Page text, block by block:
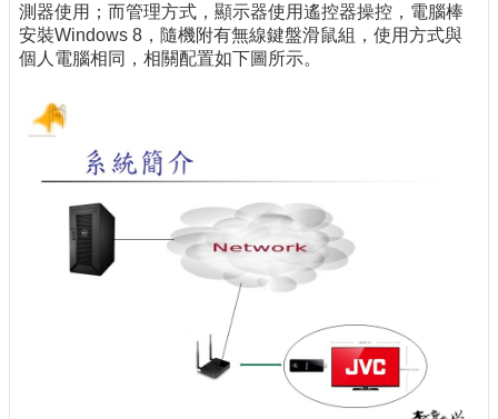
測器使用；而管理方式，顯示器使用遙控器操控，電腦棒
安裝Windows 8，隨機附有無線鍵盤滑鼠組，使用方式與
個人電腦相同，相關配置如下圖所示。